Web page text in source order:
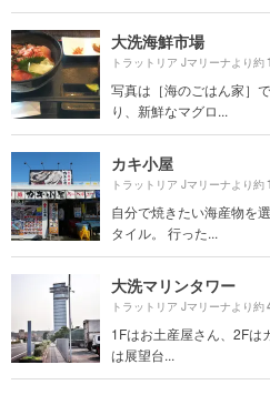
大洗海鮮市場
トラットリア Jマリーナより約
写真は［海のごはん家］
り、新鮮なマグロ...
カキ小屋
トラットリア Jマリーナより約
自分で焼きたい海産物を
タイル。 行った...
大洗マリンタワー
トラットリア Jマリーナより約
1Fはお土産屋さん、2Fは
は展望台...